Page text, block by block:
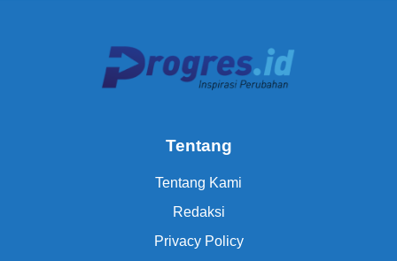
Tentang
Tentang Kami
Redaksi
Privacy Policy